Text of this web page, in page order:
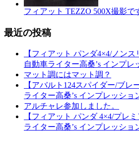
フィアット TEZZO 500X撮影で
最近の投稿
【フィアット パンダ4×4/ノンス
自動車ライター高桑’s インプレ
マット調にはマット調？
【アバルト124スパイダー/ブレ
ライター高桑’s インプレッショ
アルチャレ参加しました。
【フィアット パンダ 4×4/プレ
ライター高桑’s インプレッショ